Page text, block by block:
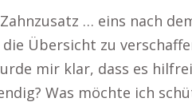
… eins nach
Übersicht zu
mir klar, dass es
Was möchte ich